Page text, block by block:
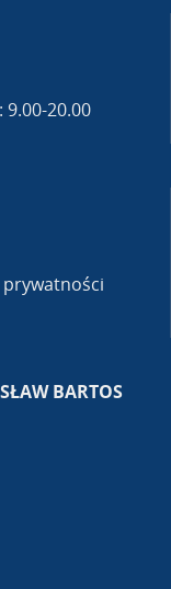
9.00-20.00
BARTOS